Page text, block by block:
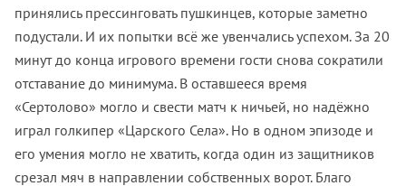
принялись прессинговать пушкинцев, которые заметно
подустали. И их попытки всё же увенчались успехом. За 20
минут до конца игрового времени гости снова сократили
отставание до минимума. В оставшееся время
«Сертолово» могло и свести матч к ничьей, но надёжно
играл голкипер «Царского Села». Но в одном эпизоде и
его умения могло не хватить, когда один из защитников
срезал мяч в направлении собственных ворот. Благо